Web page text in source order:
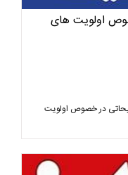
در خصوص اولویت های
در خصوص اولویت